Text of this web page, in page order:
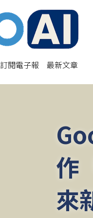
訂閱電子報 最新文章
作
來